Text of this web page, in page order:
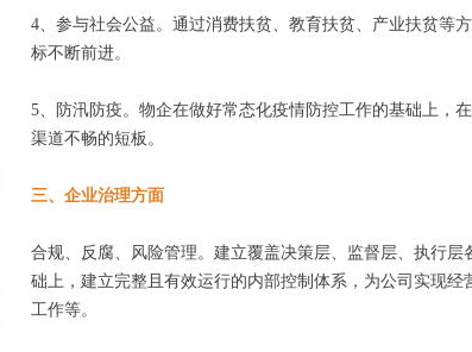
4、参与社会公益。通过消费扶贫、教育扶贫、产业扶贫等
标不断前进。
5、防汛防疫。物企在做好常态化疫情防控工作的基础上，
渠道不畅的短板。
三、企业治理方面
合规、反腐、风险管理。建立覆盖决策层、监督层、执行
础上，建立完整且有效运行的内部控制体系，为公司实现
工作等。